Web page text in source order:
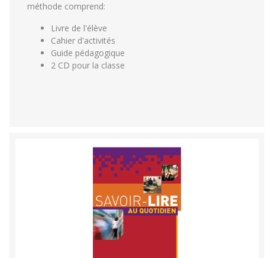
méthode comprend:
Livre de l'élève
Cahier d'activités
Guide pédagogique
2 CD pour la classe